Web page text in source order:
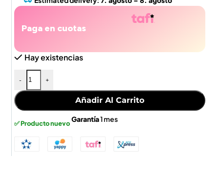
Paga en cuotas
Hay existencias
- +
Añadir Al Carrito
✅ Producto nuevoGarantía1 mes